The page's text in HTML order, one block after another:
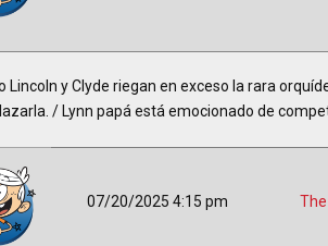
Lincoln y Clyde riegan en exceso la rara
/ Lynn papá está emocionado de
07/20/2025 4:15 pm